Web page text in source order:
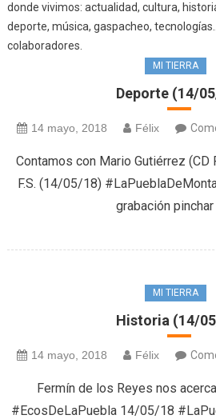
donde vivimos: actualidad, cultura,
deporte, música, gaspacheo,
colaboradores.
MI TIERRA
Deporte (14/
14 mayo, 2018 Félix
Contamos con Mario Gutiérrez (CD
F.S. (14/05/18)
grabación pinchar
MI TIERRA
Historia (14/
14 mayo, 2018 Félix
Fermín de los Reyes nos
#EcosDeLaPuebla 14/05/18